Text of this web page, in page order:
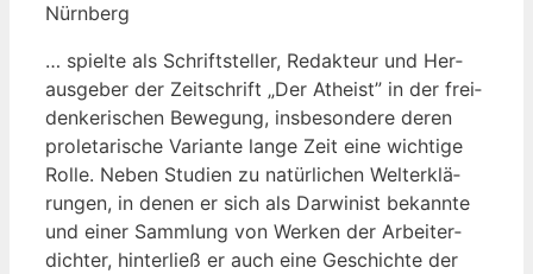
Nürnberg
… spiel­te als Schrift­stel­ler, Redak­teur und Her­
aus­ge­ber der Zeit­schrift „Der Athe­ist” in der frei­
den­ke­ri­schen Bewe­gung, ins­be­son­de­re deren
pro­le­ta­ri­sche Vari­an­te lan­ge Zeit eine wich­ti­ge
Rol­le. Neben Stu­di­en zu natür­li­chen Welt­erklä­
run­gen, in denen er sich als Dar­wi­nist bekann­te
und einer Samm­lung von Wer­ken der Arbei­ter­
dich­ter, hin­ter­ließ er auch eine Geschich­te der